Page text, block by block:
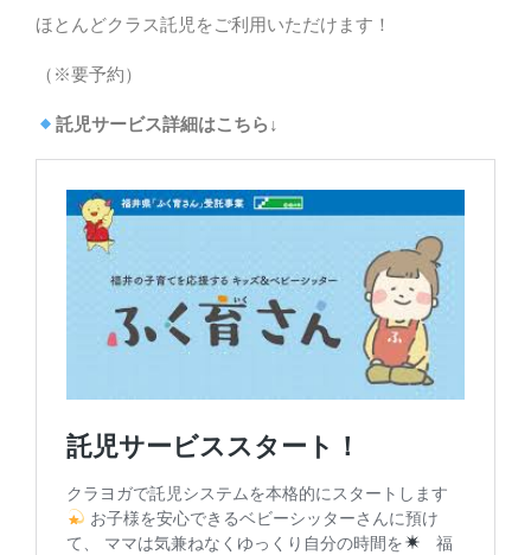
ほとんどクラス託児をご利用いただけます！
（※要予約）
託児サービス詳細はこちら↓